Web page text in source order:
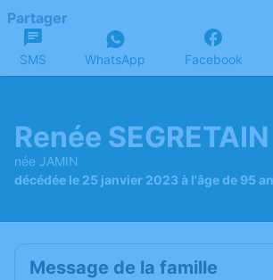
Partager
SMS WhatsApp Facebook
Renée SEGRETAIN
née JAMIN
décédée le 25 janvier 2023 à l'âge de 95
Message de la famille